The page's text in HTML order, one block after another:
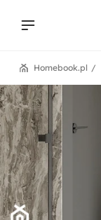
Homebook.pl